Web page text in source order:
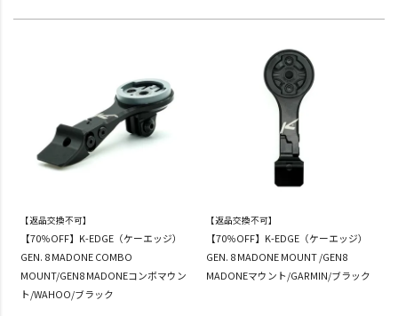
【返品交換不可】
【70％OFF】K-EDGE（ケーエッジ）
GEN. 8 MADONE COMBO
MOUNT/GEN8 MADONEコンボマウン
ト/WAHOO/ブラック
【返品交換不可】
【70％OFF】K-EDGE（ケーエッジ）
GEN. 8 MADONE MOUNT /GEN8
MADONEマウント/GARMIN/ブラック